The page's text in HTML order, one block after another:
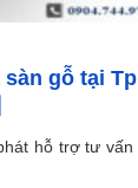
gỗ tại
hỗ trợ tư